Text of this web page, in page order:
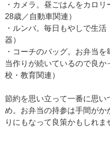
・カメラ。昼ごはんをカロ
28歳／自動車関連）
・ルンバ。毎日もやしで生
器）
・コーチのバッグ。お弁当
当作りが続いているので良
校・教育関連）
節約を思い立って一番に思
め。お弁当の持参は手間が
りにもなって良策かもしれま